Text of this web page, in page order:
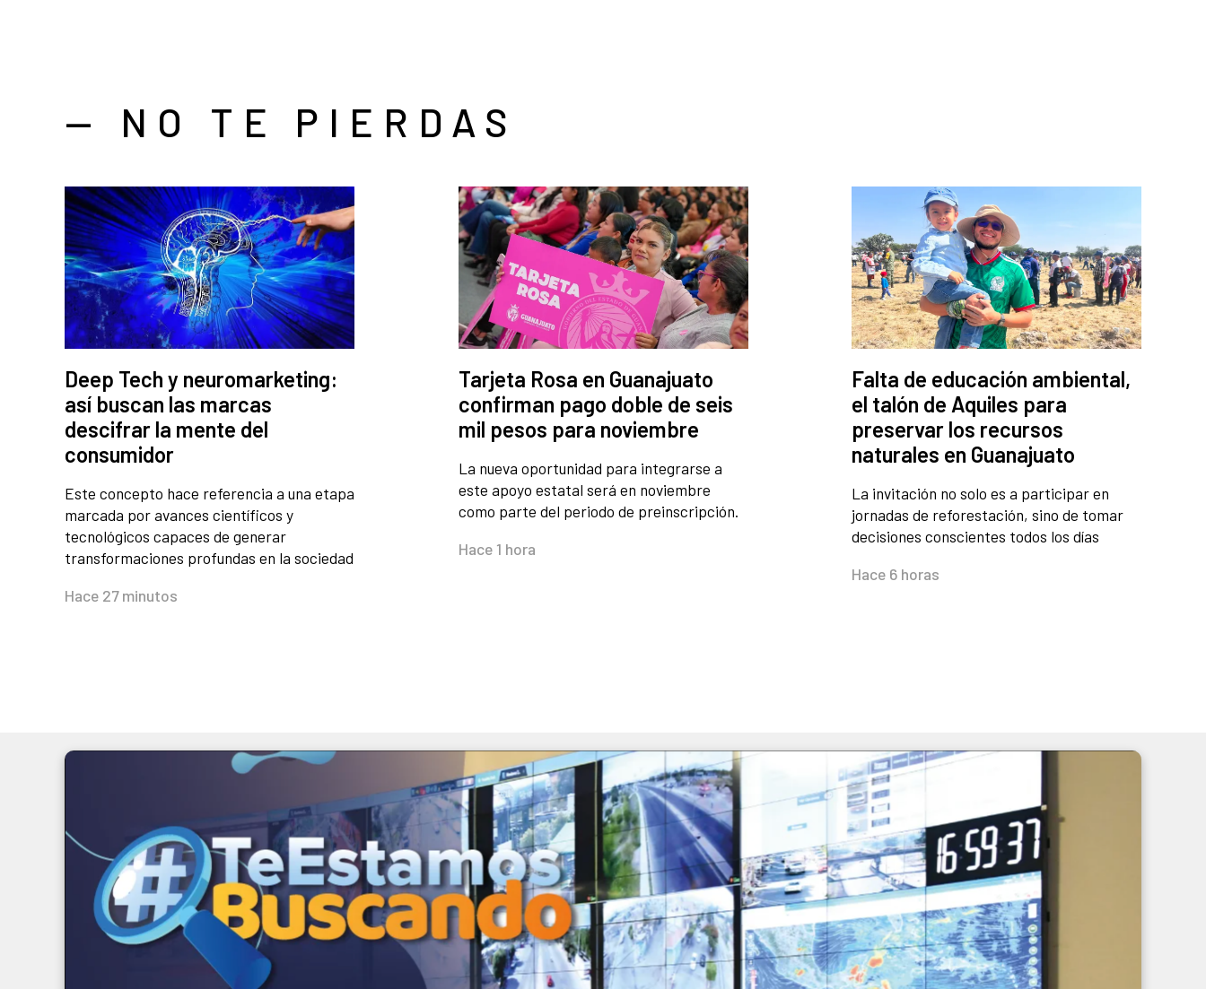
— NO TE PIERDAS
Deep Tech y neuromarketing:
así buscan las marcas
descifrar la mente del
consumidor
Este concepto hace referencia a una etapa
marcada por avances científicos y
tecnológicos capaces de generar
transformaciones profundas en la sociedad
Hace 27 minutos
Tarjeta Rosa en Guanajuato
confirman pago doble de seis
mil pesos para noviembre
La nueva oportunidad para integrarse a
este apoyo estatal será en noviembre
como parte del periodo de preinscripción.
Hace 1 hora
Falta de educación ambiental,
el talón de Aquiles para
preservar los recursos
naturales en Guanajuato
La invitación no solo es a participar en
jornadas de reforestación, sino de tomar
decisiones conscientes todos los días
Hace 6 horas